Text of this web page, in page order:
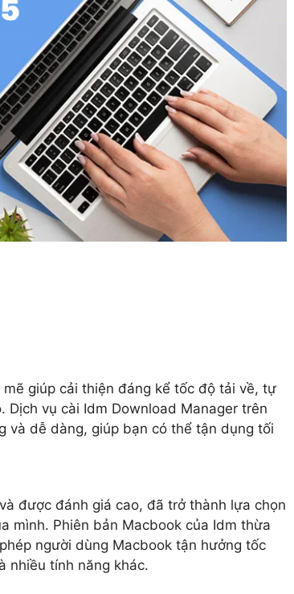
giúp cải thiện đáng kể tốc độ tải về, tự
vụ cài Idm Download Manager trên
và dễ dàng, giúp bạn có thể tận dụng tối
được đánh giá cao, đã trở thành lựa chọn
mình. Phiên bản Macbook của Idm thừa
người dùng Macbook tận hưởng tốc
nhiều tính năng khác.